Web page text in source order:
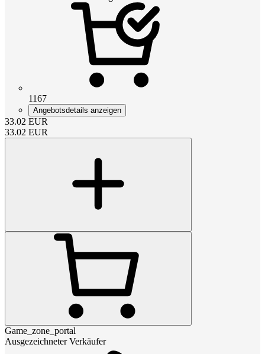
1167
Angebotsdetails anzeigen
33.02 EUR
33.02 EUR
Game_zone_portal
Ausgezeichneter Verkäufer